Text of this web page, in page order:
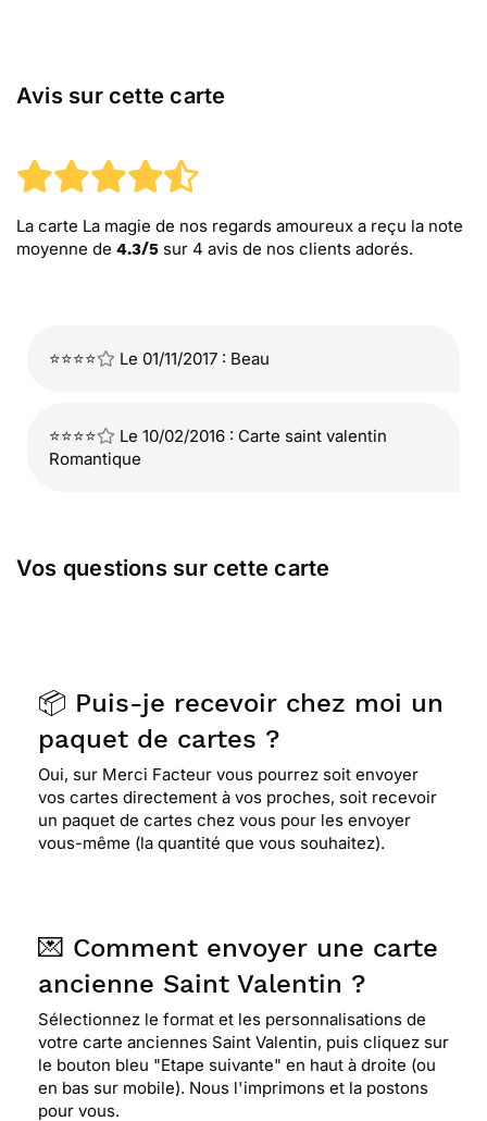
Avis sur cette carte
La carte La magie de nos regards amoureux a reçu la note
moyenne de 4.3/5 sur 4 avis de nos clients adorés.
⭐⭐⭐⭐ Le 01/11/2017 : Beau
⭐⭐⭐⭐
Le 10/02/2016 : Carte saint valentin
Romantique
Vos questions sur cette carte
📦 Puis-je recevoir chez moi un
paquet de cartes ?
Oui, sur Merci Facteur vous pourrez soit envoyer
vos cartes directement à vos proches, soit recevoir
un paquet de cartes chez vous pour les envoyer
vous-même (la quantité que vous souhaitez).
💌 Comment envoyer une carte
ancienne Saint Valentin ?
Sélectionnez le format et les personnalisations de
votre carte anciennes Saint Valentin, puis cliquez sur
le bouton bleu "Etape suivante" en haut à droite (ou
en bas sur mobile). Nous l'imprimons et la postons
pour vous.